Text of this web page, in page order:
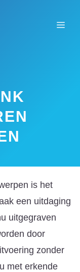
is het
een uitdaging
uitgegraven
door
zonder
met erkende